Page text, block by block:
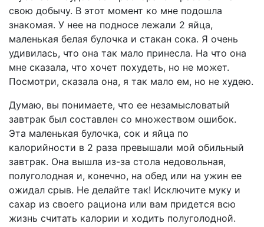
свою добычу. В этот момент ко мне подошла
знакомая. У нее на подносе лежали 2 яйца,
маленькая белая булочка и стакан сока. Я очень
удивилась, что она так мало принесла. На что она
мне сказала, что хочет похудеть, но не может.
Посмотри, сказала она, я так мало ем, но не худею.
Думаю, вы понимаете, что ее незамысловатый
завтрак был составлен со множеством ошибок.
Эта маленькая булочка, сок и яйца по
калорийности в 2 раза превышали мой обильный
завтрак. Она вышла из-за стола недовольная,
полуголодная и, конечно, на обед или на ужин ее
ожидал срыв. Не делайте так! Исключите муку и
сахар из своего рациона или вам придется всю
жизнь считать калории и ходить полуголодной.